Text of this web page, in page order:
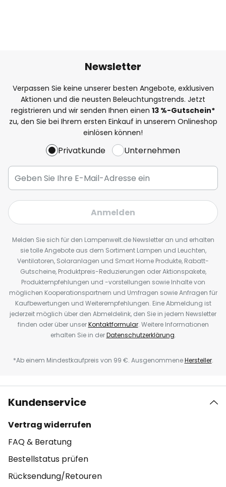
Newsletter
Verpassen Sie keine unserer besten Angebote, exklusiven
Aktionen und die neusten Beleuchtungstrends. Jetzt
registrieren und wir senden Ihnen einen 13 %-Gutschein*
zu, den Sie bei Ihrem ersten Einkauf in unserem Onlineshop
einlösen können!
Privatkunde Unternehmen
Anmelden
Melden Sie sich für den Lampenwelt.de Newsletter an und erhalten
sie tolle Angebote aus dem Sortiment Lampen und Leuchten,
Ventilatoren, Solaranlagen und Smart Home Produkte, Rabatt-
Gutscheine, Produktpreis-Reduzierungen oder Aktionspakete,
Produktempfehlungen und -vorstellungen sowie Inhalte von
möglichen Kooperationspartnern und Umfragen sowie Anfragen für
Kaufbewertungen und Weiterempfehlungen. Eine Abmeldung ist
jederzeit möglich über den Abmeldelink, den Sie in jedem Newsletter
finden oder über unserKontaktformular. Weitere Informationen
erhalten Sie in derDatenschutzerklärung.
*Ab einem Mindestkaufpreis von 99 €. AusgenommeneHersteller.
Kundenservice
Vertrag widerrufen
FAQ & Beratung
Bestellstatus prüfen
Rücksendung/Retouren